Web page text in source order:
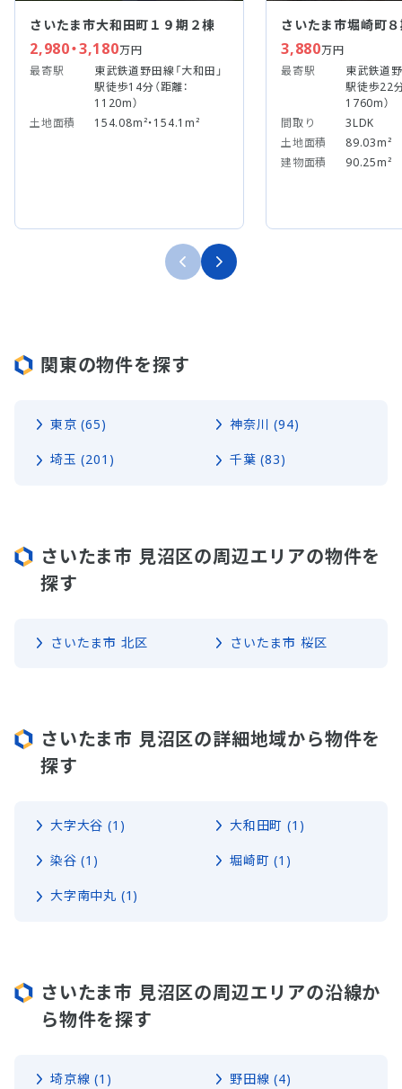
さいたま市大和田町１９期２棟
2,980・3,180万円
最寄駅
東武鉄道野田線「大和田」
駅徒歩14分（距離：
1120m）
土地面積
154.08m²・154.1m²
さいたま市堀崎町
3,880万円
最寄駅
東武鉄道
駅徒歩22分
1760m）
間取り
3LDK
土地面積
89.03m²
建物面積
90.25m²
関東の物件を探す
東京 (65) 神奈川 (94)
埼玉 (201) 千葉 (83)
さいたま市 見沼区の周辺エリアの物件を
探す
さいたま市 北区 さいたま市 桜区
さいたま市 見沼区の詳細地域から物件を
探す
大字大谷 (1) 大和田町 (1)
染谷 (1) 堀崎町 (1)
大字南中丸 (1)
さいたま市 見沼区の周辺エリアの沿線か
ら物件を探す
埼京線 (1) 野田線 (4)